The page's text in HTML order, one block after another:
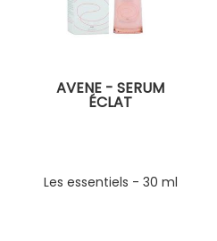
AVENE - SERUM
ÉCLAT
Les essentiels - 30 ml